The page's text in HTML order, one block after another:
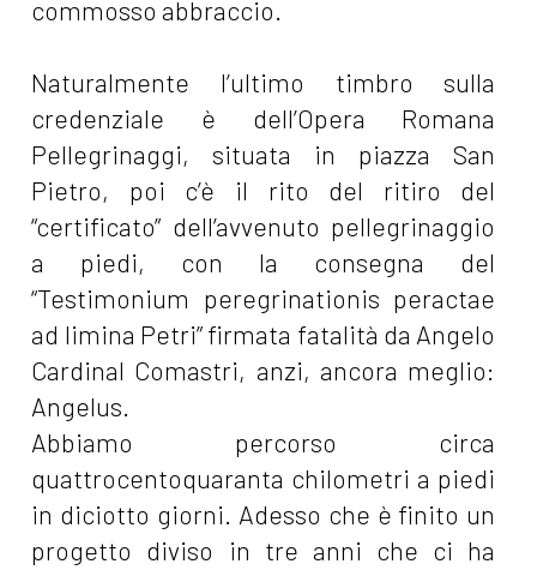
commosso abbraccio.
Naturalmente l’ultimo timbro sulla
credenziale è dell’Opera Romana
Pellegrinaggi, situata in piazza San
Pietro, poi c’è il rito del ritiro del
“certificato” dell’avvenuto pellegrinaggio
a piedi, con la consegna del
“Testimonium peregrinationis peractae
ad limina Petri” firmata fatalità da Angelo
Cardinal Comastri, anzi, ancora meglio:
Angelus.
Abbiamo percorso circa
quattrocentoquaranta chilometri a piedi
in diciotto giorni. Adesso che è finito un
progetto diviso in tre anni che ci ha